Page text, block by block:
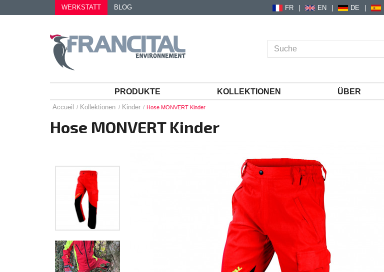
WERKSTATT BLOG FR EN DE
PRODUKTE KOLLEKTIONEN ÜBER
Accueil Kollektionen Kinder Hose MONVERT Kinder
Hose MONVERT Kinder